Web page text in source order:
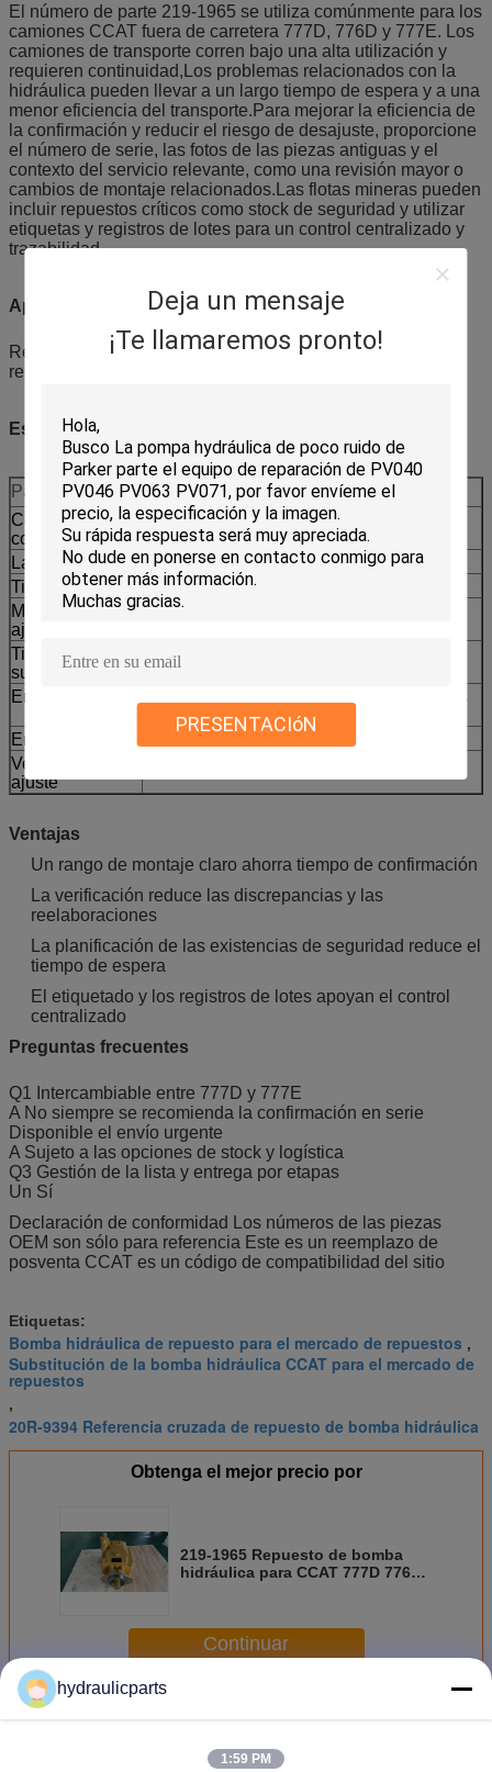
Deja un mensaje
¡Te llamaremos pronto!
PRESENTACIóN
El número de parte 219-1965 se utiliza comúnmente para los
camiones CCAT fuera de carretera 777D, 776D y 777E. Los
camiones de transporte corren bajo una alta utilización y
requieren continuidad,Los problemas relacionados con la
hidráulica pueden llevar a un largo tiempo de espera y a una
menor eficiencia del transporte.Para mejorar la eficiencia de
la confirmación y reducir el riesgo de desajuste, proporcione
el número de serie, las fotos de las piezas antiguas y el
contexto del servicio relevante, como una revisión mayor o
cambios de montaje relacionados.Las flotas mineras pueden
incluir repuestos críticos como stock de seguridad y utilizar
etiquetas y registros de lotes para un control centralizado y
trazabilidad.
Aplicación
Reemplazo de emergencia, mantenimiento planificado y
reserva preventiva para camiones de transporte de minas.
Especificaciones
Parámetro
Valor
Código de
compatibilidad
El CCAT
La parte No.
219 a 1965
Tipo de máquinaCamión fuera de la carretera
Modelos de
ajuste
No, no, no, no, no, no.
Tipo de
suministro
Reemplazo en el mercado posventa
Envasado
Disponible un etiquetado reforzado de los
envases de exportación
Entrega
Verificación del
ajuste
Ventajas
Un rango de montaje claro ahorra tiempo de confirmación
La verificación reduce las discrepancias y las
reelaboraciones
La planificación de las existencias de seguridad reduce el
tiempo de espera
El etiquetado y los registros de lotes apoyan el control
centralizado
Preguntas frecuentes
Q1 Intercambiable entre 777D y 777E
A No siempre se recomienda la confirmación en serie
Disponible el envío urgente
A Sujeto a las opciones de stock y logística
Q3 Gestión de la lista y entrega por etapas
Un Sí
Declaración de conformidad Los números de las piezas
OEM son sólo para referencia Este es un reemplazo de
posventa CCAT es un código de compatibilidad del sitio
Etiquetas:
Bomba hidráulica de repuesto para el mercado de repuestos ,
Substitución de la bomba hidráulica CCAT para el mercado de
repuestos
,
20R-9394 Referencia cruzada de repuesto de bomba hidráulica
Obtenga el mejor precio por
219-1965 Repuesto de bomba
hidráulica para CCAT 777D 776D
Emergencia
Continuar
MásPompa hydráulica de Caterpillar
hydraulicparts
1:59 PM